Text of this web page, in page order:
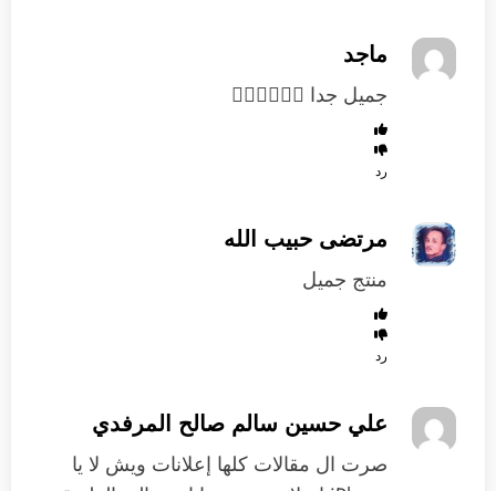
ماجد
جميل جدا 👍🏻👏🏻👏🏻
رد
مرتضى حبيب الله
منتج جميل
رد
علي حسين سالم صالح المرفدي
‏صرت ال مقالات كلها إعلانات ويش لا يا